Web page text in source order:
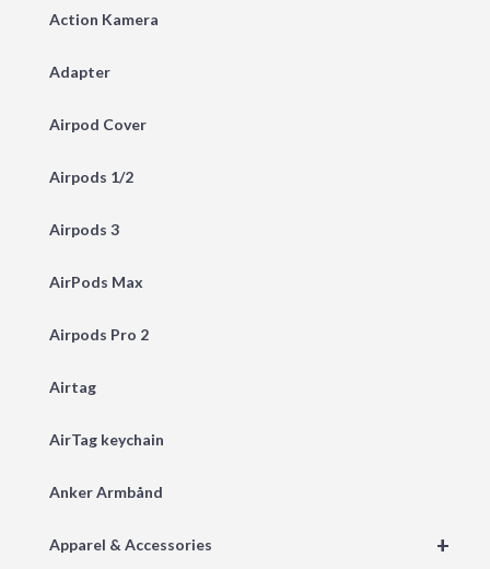
Action Kamera
Adapter
Airpod Cover
Airpods 1/2
Airpods 3
AirPods Max
Airpods Pro 2
Airtag
AirTag keychain
Anker Armbånd
+
Apparel & Accessories